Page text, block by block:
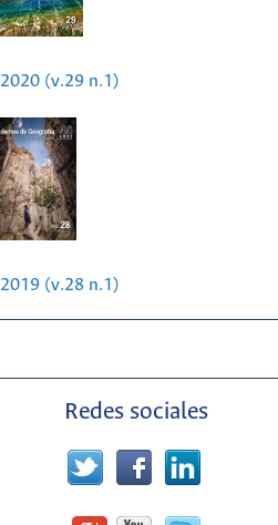
2020 (v.29 n.1)
2019 (v.28 n.1)
Redes sociales